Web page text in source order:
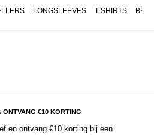
LONGSLEEVES T-SHIRTS
ONTVANG €10 KORTING
en ontvang €10 korting bij een